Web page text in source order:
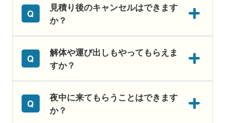
見積り後のキャンセルはできます
か？
解体や運び出しもやってもらえま
すか？
夜中に来てもらうことはできます
か？